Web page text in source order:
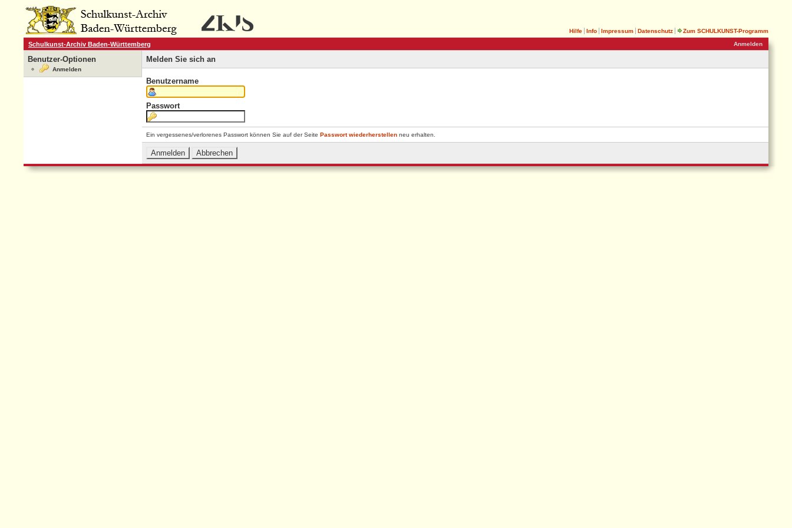
Hilfe Info Impressum Datenschutz
Zum SCHULKUNST-Programm
Anmelden
Schulkunst-Archiv Baden-Württemberg
Benutzer-Optionen
Anmelden
Melden Sie sich an
Benutzername
Passwort
Ein vergessenes/verlorenes Passwort können Sie auf der Seite Passwort wiederherstellen neu erhalten.